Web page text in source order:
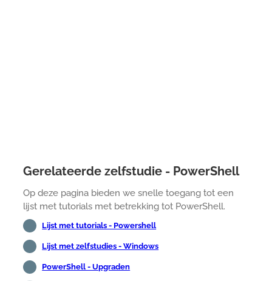
Gerelateerde zelfstudie - PowerShell
Op deze pagina bieden we snelle toegang tot een
lijst met tutorials met betrekking tot PowerShell.
Lijst met tutorials - Powershell
Lijst met zelfstudies - Windows
PowerShell - Upgraden